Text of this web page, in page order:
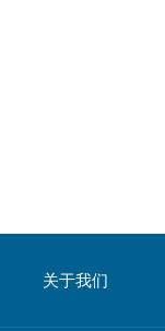
关于我们